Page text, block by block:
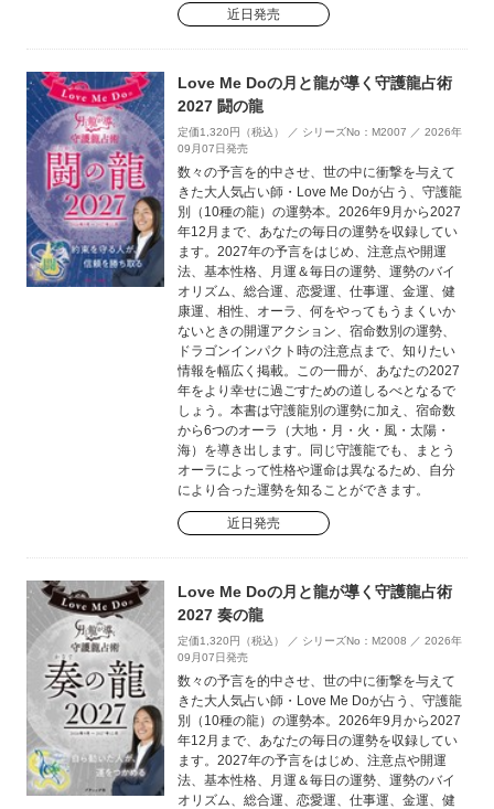
近日発売
Love Me Doの月と龍が導く守護龍占術
2027 闘の龍
定価1,320円（税込） ／ シリーズNo：M2007 ／ 2026年
09月07日発売
数々の予言を的中させ、世の中に衝撃を与えて
きた大人気占い師・Love Me Doが占う、守護龍
別（10種の龍）の運勢本。2026年9月から2027
年12月まで、あなたの毎日の運勢を収録してい
ます。2027年の予言をはじめ、注意点や開運
法、基本性格、月運＆毎日の運勢、運勢のバイ
オリズム、総合運、恋愛運、仕事運、金運、健
康運、相性、オーラ、何をやってもうまくいか
ないときの開運アクション、宿命数別の運勢、
ドラゴンインパクト時の注意点まで、知りたい
情報を幅広く掲載。この一冊が、あなたの2027
年をより幸せに過ごすための道しるべとなるで
しょう。本書は守護龍別の運勢に加え、宿命数
から6つのオーラ（大地・月・火・風・太陽・
海）を導き出します。同じ守護龍でも、まとう
オーラによって性格や運命は異なるため、自分
により合った運勢を知ることができます。
近日発売
Love Me Doの月と龍が導く守護龍占術
2027 奏の龍
定価1,320円（税込） ／ シリーズNo：M2008 ／ 2026年
09月07日発売
数々の予言を的中させ、世の中に衝撃を与えて
きた大人気占い師・Love Me Doが占う、守護龍
別（10種の龍）の運勢本。2026年9月から2027
年12月まで、あなたの毎日の運勢を収録してい
ます。2027年の予言をはじめ、注意点や開運
法、基本性格、月運＆毎日の運勢、運勢のバイ
オリズム、総合運、恋愛運、仕事運、金運、健